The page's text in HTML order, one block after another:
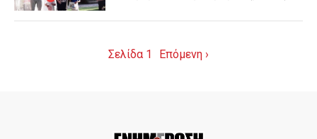
Σελίδα 1 Επόμενη ›